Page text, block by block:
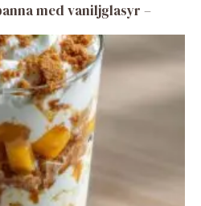
med vaniljglasyr –